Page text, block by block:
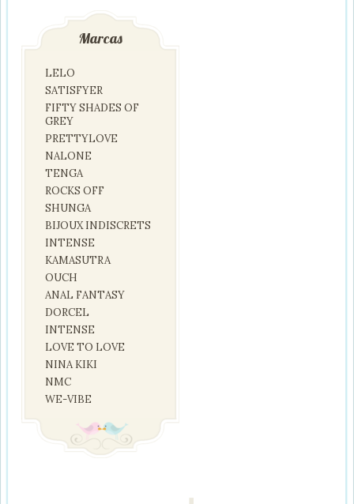
Marcas
LELO
SATISFYER
FIFTY SHADES OF
GREY
PRETTYLOVE
NALONE
TENGA
ROCKS OFF
SHUNGA
BIJOUX INDISCRETS
INTENSE
KAMASUTRA
OUCH
ANAL FANTASY
DORCEL
INTENSE
LOVE TO LOVE
NINA KIKI
NMC
WE-VIBE